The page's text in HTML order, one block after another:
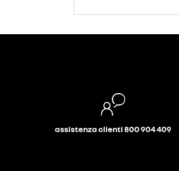
assistenza clienti 800 904 409